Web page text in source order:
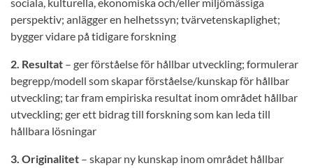
perspektiv; anlägger en helhetssyn; tvärvetenskaplighet;
bygger vidare på tidigare forskning
2. Resultat – ger förståelse för hållbar utveckling; formulerar
begrepp/modell som skapar förståelse/kunskap för hållbar
utveckling; tar fram empiriska resultat inom området hållbar
utveckling; ger ett bidrag till forskning som kan leda till
hållbara lösningar
3. Originalitet – skapar ny kunskap inom området hållbar